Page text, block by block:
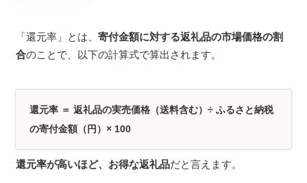
「還元率」とは、 寄付金額に対する返礼品の市場価格の割
合のことで、以下の計算式で算出されます。
還元率 ＝ 返礼品の実売価格（送料含む）÷ ふるさと納税
の寄付金額（円）× 100
還元率が高いほど、お得な返礼品だと言えます。